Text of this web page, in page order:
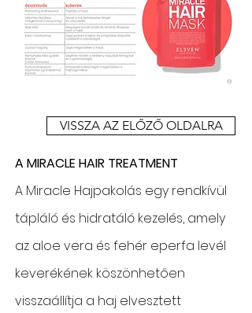
VISSZA AZ ELŐZŐ OLDALRA
A MIRACLE HAIR TREATMENT
A Miracle Hajpakolás egy rendkívül
tápláló és hidratáló kezelés, amely
az aloe vera és fehér eperfa levél
keverékének köszönhetően
visszaállítja a haj elvesztett